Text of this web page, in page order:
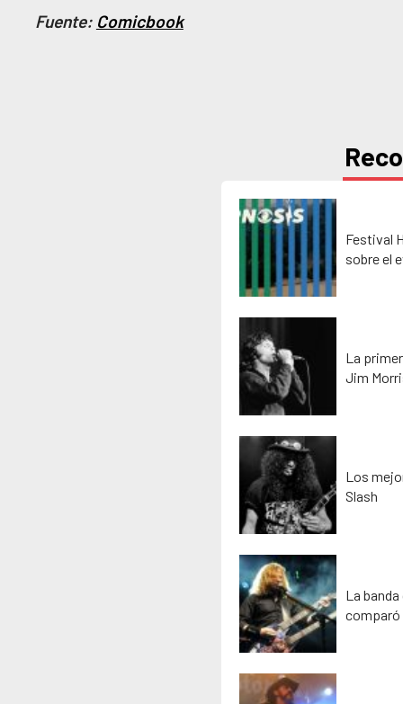
Fuente: Comicbook
Festival
sobre el
La
Jim
Los
Slash
La
comparó